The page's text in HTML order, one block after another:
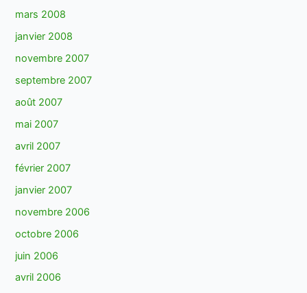
mars 2008
janvier 2008
novembre 2007
septembre 2007
août 2007
mai 2007
avril 2007
février 2007
janvier 2007
novembre 2006
octobre 2006
juin 2006
avril 2006